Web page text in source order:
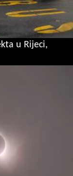
u Rijeci,